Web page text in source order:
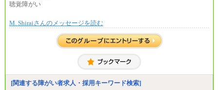
※上記に加え、所定労働時間外に勤務をした場
※試用期間中も給与に変更はございません。
＜募集各社・全職種共通＞
月給21万円以上～
※試用期間中の給与に変更はありません。
聴覚障がい
M. Shiraiさんのメッセージを読む
[関連する障がい者求人・採用キーワード検索]